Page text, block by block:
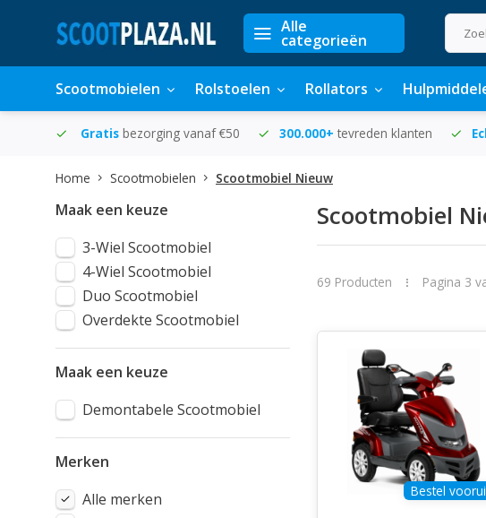
Alle
categorieën
Scootmobielen Rolstoelen Rollators
Gratis bezorging vanaf €50 300.000+ tevreden klanten
Home Scootmobielen Scootmobiel Nieuw
Maak een keuze
3-Wiel Scootmobiel
4-Wiel Scootmobiel
Duo Scootmobiel
Overdekte Scootmobiel
Maak een keuze
Demontabele Scootmobiel
Merken
Alle merken
Scootmobiel
69 Producten Pagina 3
Bestel